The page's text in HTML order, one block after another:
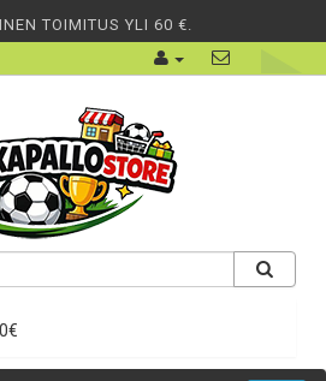
TOIMITUS YLI 60 €.